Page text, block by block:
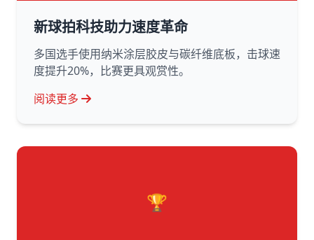
新球拍科技助力速度革命
多国选手使用纳米涂层胶皮与碳纤维底板，击球速
度提升20%，比赛更具观赏性。
阅读更多
🏆